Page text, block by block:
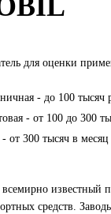
для оценки
- до 100 тысяч
- от 100 до 300
от 300 тысяч в месяц
всемирно известный
средств.